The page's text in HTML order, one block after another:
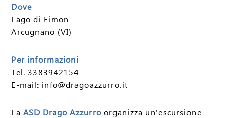
Dove
Lago di Fimon
Arcugnano (VI)
Per informazioni
Tel. 3383942154
E-mail: info@dragoazzurro.it
La ASD Drago Azzurroorganizza un'escursione